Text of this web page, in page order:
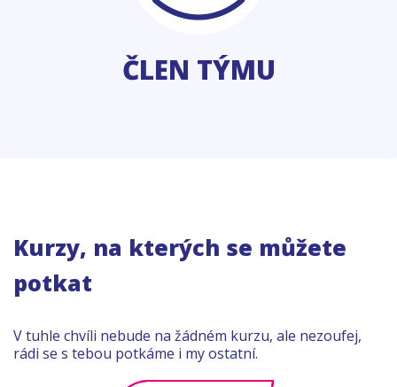
ČLEN TÝMU
Kurzy, na kterých se můžete
potkat
V tuhle chvíli nebude na žádném kurzu, ale nezoufej,
rádi se s tebou potkáme i my ostatní.